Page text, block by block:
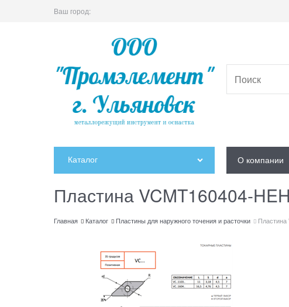
Ваш город:
Каталог О компании
Пластина VCMT160404-
Главная Каталог Пластины для наружного точения и расточки Пластина